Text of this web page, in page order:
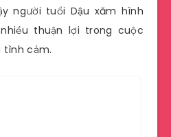
người tuổi Dậu xăm hình
thuận lợi trong cuộc
tình cảm.